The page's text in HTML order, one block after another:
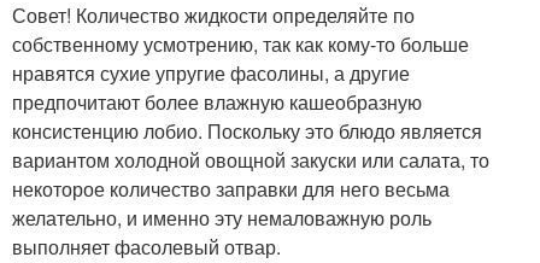
Совет! Количество жидкости определяйте по
собственному усмотрению, так как кому-то больше
нравятся сухие упругие фасолины, а другие
предпочитают более влажную кашеобразную
консистенцию лобио. Поскольку это блюдо является
вариантом холодной овощной закуски или салата, то
некоторое количество заправки для него весьма
желательно, и именно эту немаловажную роль
выполняет фасолевый отвар.